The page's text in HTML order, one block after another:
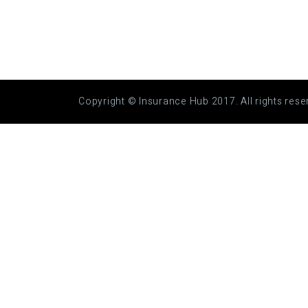
Copyright © Insurance Hub 2017. All rights